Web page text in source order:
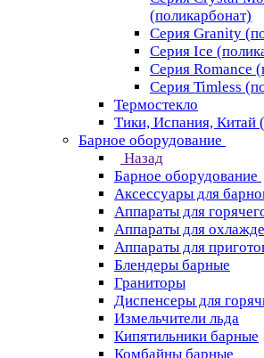
(поликарбонат)
Серия Granity
Серия Ice
Серия Romance
Серия Timless
Термостекло
Тики, Испания, Китай
Барное оборудование
Назад
Барное оборудование
Аксессуары для
Аппараты для
Аппараты для
Аппараты для
Блендеры барные
Граниторы
Диспенсеры для
Измельчители льда
Кипятильники барные
Комбайны барные